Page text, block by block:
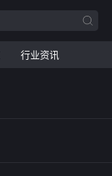
行业资讯